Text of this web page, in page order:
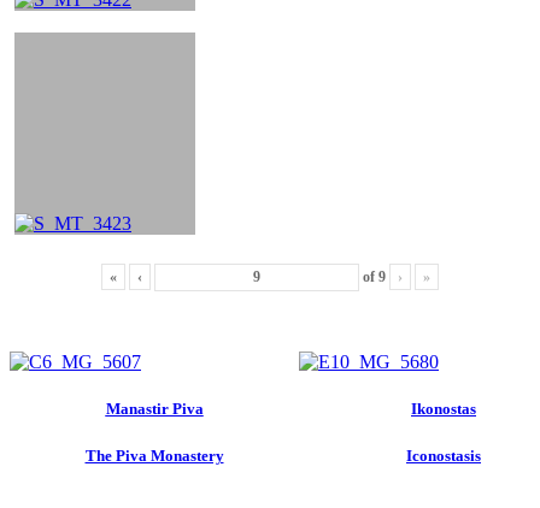
« ‹ of 9 › »
Manastir Piva
The Piva Monastery
Ikonostas
Iconostasis